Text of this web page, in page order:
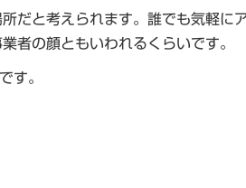
だと考えられます。誰でも気軽に
者の顔ともいわれるくらいです。
す。